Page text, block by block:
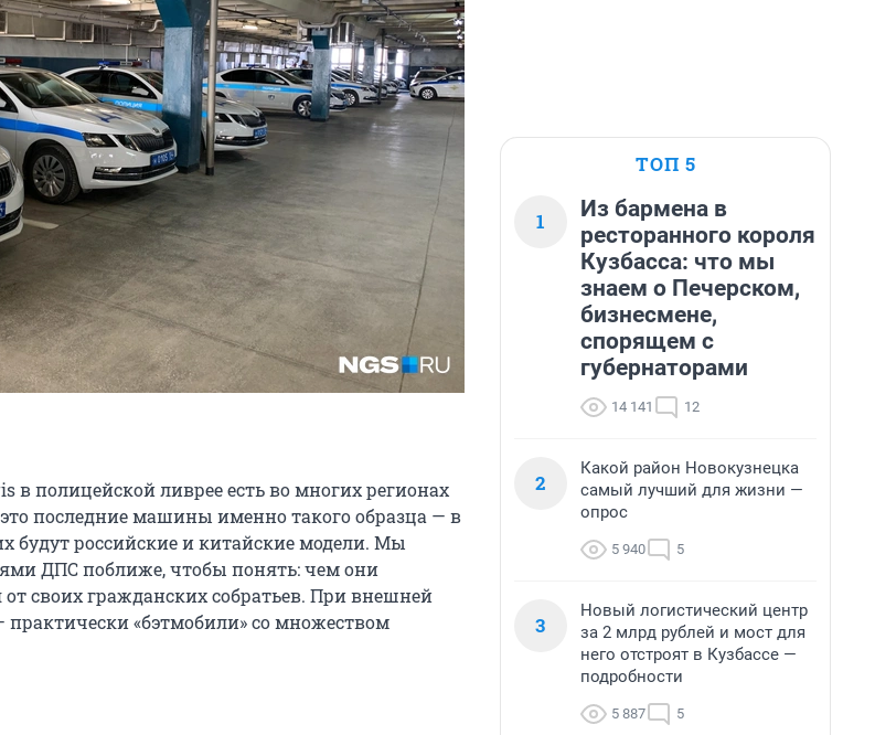
в полицейской ливрее есть во многих регионах
последние машины именно такого образца — в
будут российские и китайские модели. Мы
ДПС поближе, чтобы понять: чем они
своих гражданских собратьев. При внешней
«бэтмобили» со множеством
ТОП 5
1
Из бармена в
ресторанного короля
Кузбасса: что мы
знаем о Печерском,
бизнесмене,
спорящем с
губернаторами
14 141 12
2
Какой район Новокузнецка
самый лучший для жизни —
опрос
5 940 5
3
Новый логистический центр
за 2 млрд рублей и мост для
него отстроят в Кузбассе —
подробности
5 887 5